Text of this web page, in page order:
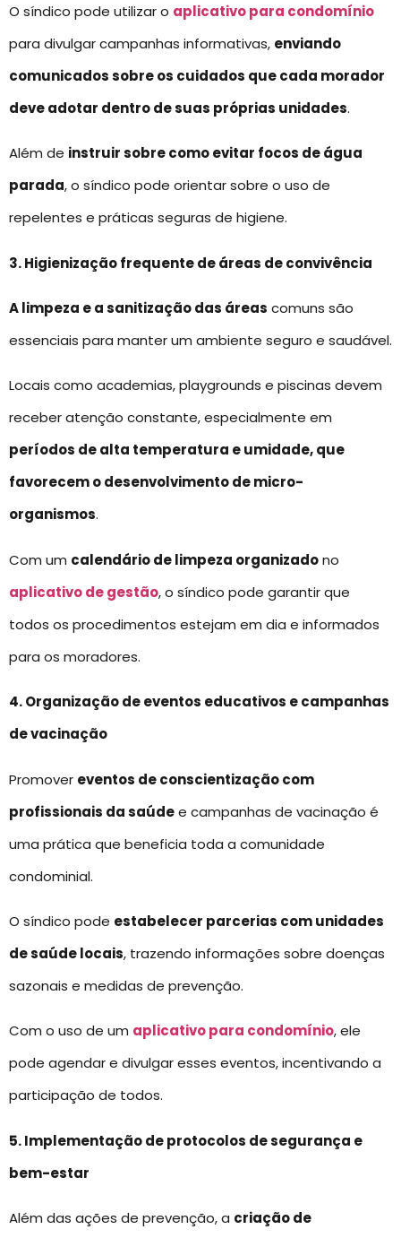
O síndico pode utilizar o aplicativo para condomínio
para divulgar campanhas informativas, enviando
comunicados sobre os cuidados que cada morador
deve adotar dentro de suas próprias unidades.
Além de instruir sobre como evitar focos de água
parada, o síndico pode orientar sobre o uso de
repelentes e práticas seguras de higiene.
3. Higienização frequente de áreas de convivência
A limpeza e a sanitização das áreas comuns são
essenciais para manter um ambiente seguro e saudável.
Locais como academias, playgrounds e piscinas devem
receber atenção constante, especialmente em
períodos de alta temperatura e umidade, que
favorecem o desenvolvimento de micro-
organismos.
Com um calendário de limpeza organizadono
aplicativo de gestão, o síndico pode garantir que
todos os procedimentos estejam em dia e informados
para os moradores.
4. Organização de eventos educativos e campanhas
de vacinação
Promover eventos de conscientização com
profissionais da saúdee campanhas de vacinação é
uma prática que beneficia toda a comunidade
condominial.
O síndico pode estabelecer parcerias com unidades
de saúde locais, trazendo informações sobre doenças
sazonais e medidas de prevenção.
Com o uso de um aplicativo para condomínio, ele
pode agendar e divulgar esses eventos, incentivando a
participação de todos.
5. Implementação de protocolos de segurança e
bem-estar
Além das ações de prevenção, a criação de